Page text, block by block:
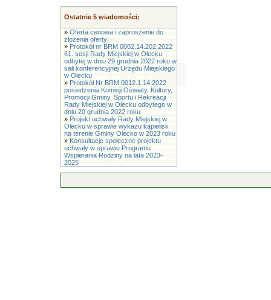
Ostatnie 5 wiadomości:
» Oferta cenowa i zaproszenie do
złożenia oferty
» Protokół nr BRM.0002.14.202.2022
61. sesji Rady Miejskiej w Olecku
odbytej w dniu 29 grudnia 2022 roku w
sali konferencyjnej Urzędu Miejskiego
w Olecku
» Protokół Nr BRM.0012.1.14.2022
posiedzenia Komisji Oświaty, Kultury,
Promocji Gminy, Sportu i Rekreacji
Rady Miejskiej w Olecku odbytego w
dniu 20 grudnia 2022 roku
» Projekt uchwały Rady Miejskiej w
Olecku w sprawie wykazu kąpielisk
na terenie Gminy Olecko w 2023 roku
» Konsultacje społeczne projektu
uchwały w sprawie Programu
Wspierania Rodziny na lata 2023-
2025